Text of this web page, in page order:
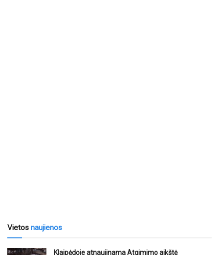
Vietos naujienos
Klaipėdoje atnaujinama Atgimimo aikštė